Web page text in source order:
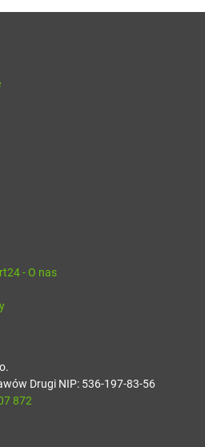
- O nas
Drugi NIP: 536-197-83-56
872